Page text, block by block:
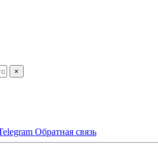
×
Обратная связь